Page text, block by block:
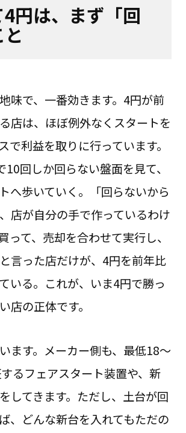
4円は、まず「回
味で、一番効きます。4円が前
店は、ほぼ例外なくスタートを
で利益を取りに行っています。
回しか回らない盤面を見て、
へ歩いていく。「回らないから
店が自分の手で作っているわけ
って、売却を合わせて実行し、
言った店だけが、4円を前年比
いる。これが、いま4円で勝っ
店の正体です。
ます。メーカー側も、最低18〜
るフェアスタート装置や、新
してきます。ただし、土台が回
、どんな新台を入れてもただの